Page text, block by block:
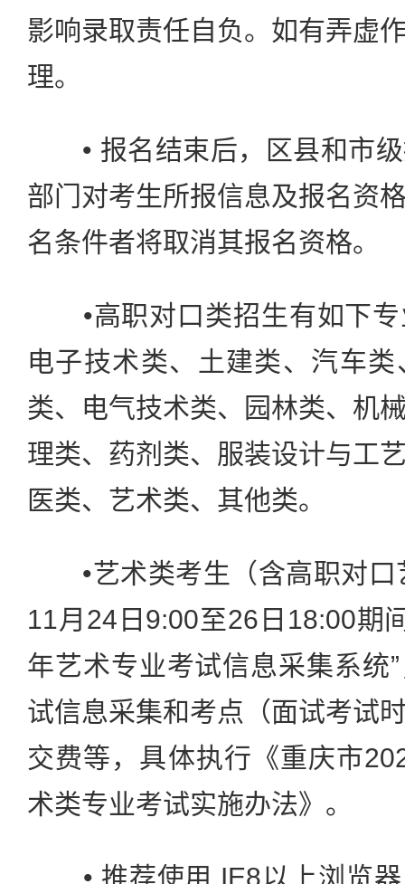
影响录取责任自负。如有弄虚
理。
• 报名结束后，区县和市级
部门对考生所报信息及报名资
名条件者将取消其报名资格。
•高职对口类招生有如下专
电子技术类、土建类、汽车
类、电气技术类、园林类、机
理类、药剂类、服装设计与工
医类、艺术类、其他类。
•艺术类考生（含高职对口
11月24日9:00至26日18:00期
年艺术专业考试信息采集系统
试信息采集和考点（面试考试
交费等，具体执行《重庆市
术类专业考试实施办法》。
• 推荐使用 IE8以上浏览器